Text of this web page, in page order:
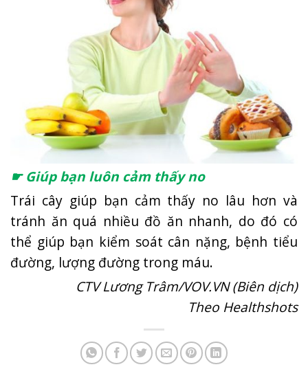
☛ Giúp bạn luôn cảm thấy no
Trái cây giúp bạn cảm thấy no lâu hơn và
tránh ăn quá nhiều đồ ăn nhanh, do đó có
thể giúp bạn kiểm soát cân nặng, bệnh tiểu
đường, lượng đường trong máu.
CTV Lương Trâm/VOV.VN (Biên dịch)
Theo Healthshots